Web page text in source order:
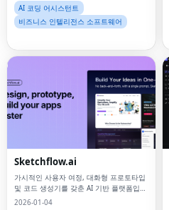
AI 코딩 어시스턴트
비즈니스 인텔리전스 소프트웨어
Sketchflow.ai
가시적인 사용자 여정, 대화형 프로토타입
및 코드 생성기를 갖춘 AI 기반 플랫폼입니
다.
2026-01-04